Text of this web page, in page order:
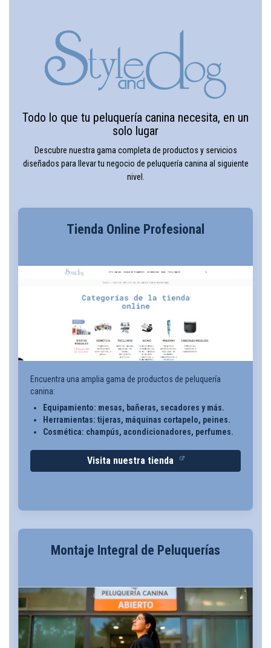
Todo lo que tu peluquería canina necesita, en un
solo lugar
Descubre nuestra gama completa de productos y servicios
diseñados para llevar tu negocio de peluquería canina al siguiente
nivel.
Tienda Online Profesional
Encuentra una amplia gama de productos de peluquería
canina:
Equipamiento: mesas, bañeras, secadores y más.
Herramientas: tijeras, máquinas cortapelo, peines.
Cosmética: champús, acondicionadores, perfumes.
Visita nuestra tienda
Montaje Integral de Peluquerías